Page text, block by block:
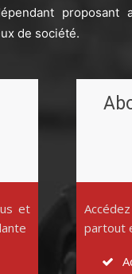
proposant
de société.
et
partout